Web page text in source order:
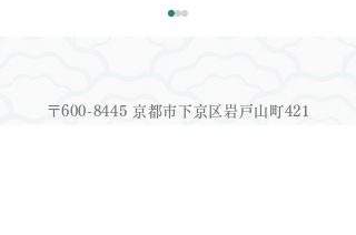
〒600-8445 京都市下京区岩戸山町421